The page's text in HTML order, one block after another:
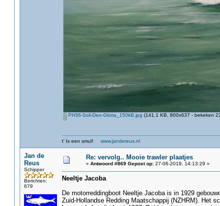
PH36-Soli-Deo-Gloria_150kB.jpg (141.1 KB, 800x637 - bekeken
t' Is een smul! www.jandereus.nl
Jan de
Reus
Schipper
Berichten:
679
Re: vervolg.. Mooie trawler plaatjes
« Antwoord #869 Gepost op:27-06-2019, 14:13:29 »
Neeltje Jacoba
De motorreddingboot Neeltje Jacoba is in 1929
Zuid-Hollandse Redding Maatschappij (NZHRM). Het